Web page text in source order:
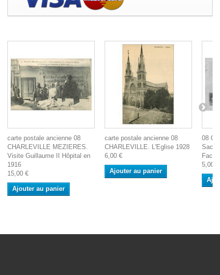
carte postale ancienne 08
CHARLEVILLE MEZIERES.
Visite Guillaume II Hôpital en
1916
15,00 €
Ajouter au panier
carte postale ancienne 08
CHARLEVILLE. L'Eglise 1928
6,00 €
Ajouter au panier
08
5,00 €